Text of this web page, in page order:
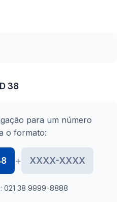
38
para um número
o formato:
+ XXXX-XXXX
021 38 9999-8888